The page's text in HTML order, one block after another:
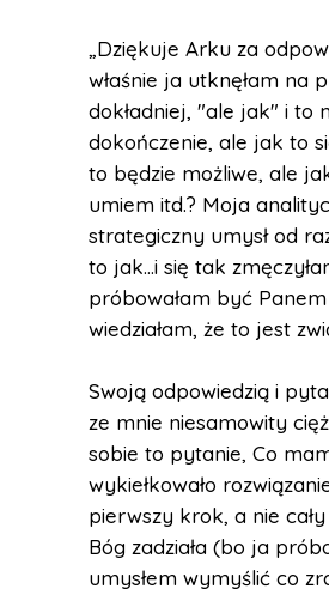
„Dziękuje Arku za
właśnie ja utknęłam na
dokładniej, "ale jak" i to
dokończenie, ale jak to
to będzie możliwe, ale
umiem itd.? Moja
strategiczny umysł od
to jak…i się tak
próbowałam być
wiedziałam, że to jest
Swoją odpowiedzią i
ze mnie niesamowity
sobie to pytanie, Co mam
wykiełkowało
pierwszy krok, a nie
Bóg zadziała (bo ja
umysłem wymyślić co